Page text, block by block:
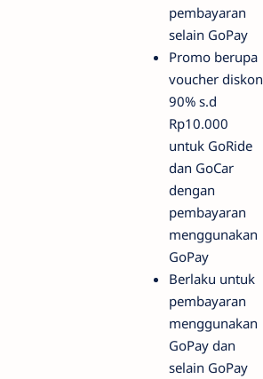
pembayaran
selain GoPay
Promo berupa
voucher diskon
90% s.d
Rp10.000
untuk GoRide
dan GoCar
dengan
pembayaran
menggunakan
GoPay
Berlaku untuk
pembayaran
menggunakan
GoPay dan
selain GoPay